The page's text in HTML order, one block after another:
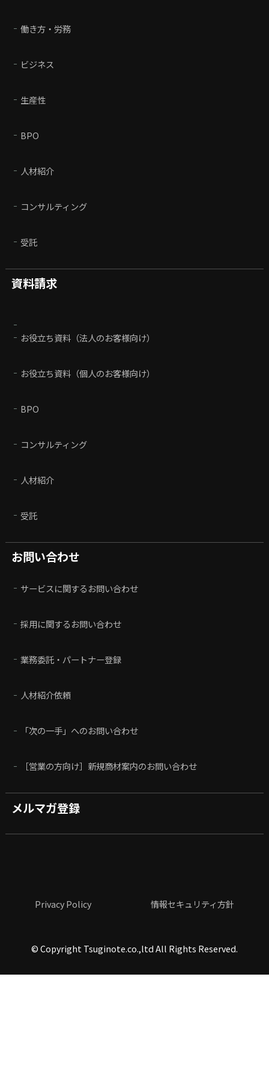
働き方・労務
ビジネス
生産性
BPO
人材紹介
コンサルティング
受託
資料請求
お役立ち資料（法人のお客様向け）
お役立ち資料（個人のお客様向け）
BPO
コンサルティング
人材紹介
受託
お問い合わせ
サービスに関するお問い合わせ
採用に関するお問い合わせ
業務委託・パートナー登録
人材紹介依頼
「次の一手」へのお問い合わせ
［営業の方向け］新規商材案内のお問い合わせ
メルマガ登録
©Copyright Tsuginote.co.,ltd All Rights Reserved.
Privacy Policy 情報セキュリティ方針